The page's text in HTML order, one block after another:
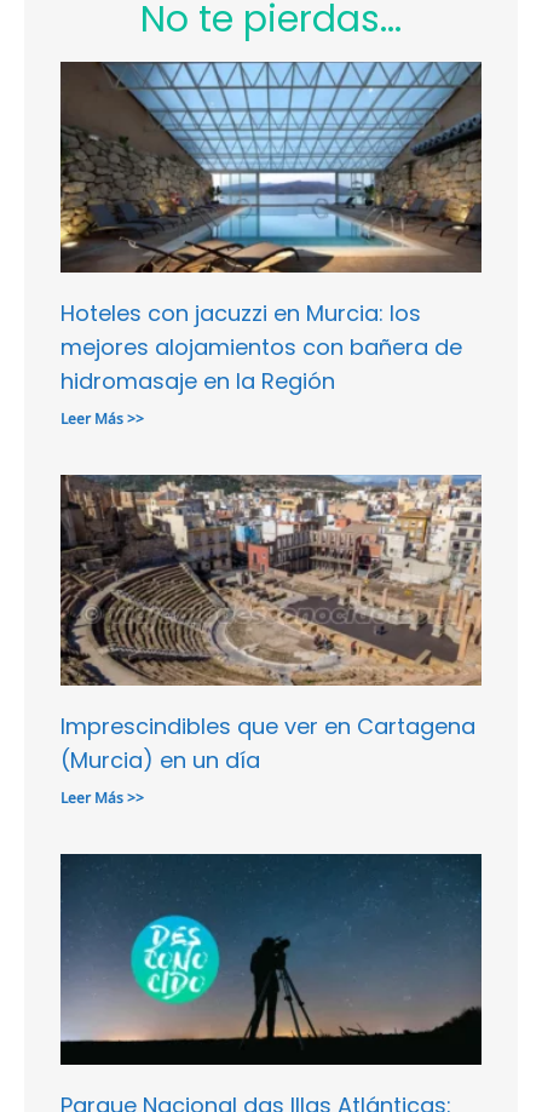
No te pierdas...
Hoteles con jacuzzi en Murcia: los
mejores alojamientos con bañera de
hidromasaje en la Región
Leer Más >>
Imprescindibles que ver en Cartagena
(Murcia) en un día
Leer Más >>
Parque Nacional das Illas Atlánticas: